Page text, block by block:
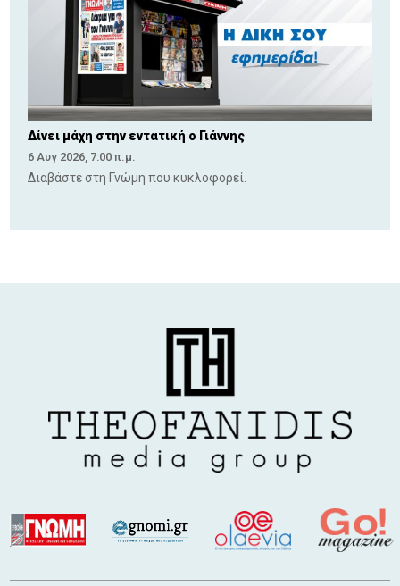
Δίνει μάχη στην εντατική ο Γιάννης
6 Αυγ 2026, 7:00 π.μ.
Διαβάστε στη Γνώμη που κυκλοφορεί.